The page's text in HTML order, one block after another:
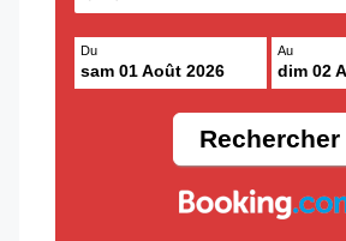
Du
sam 01 Août 2026
Au
dim 02